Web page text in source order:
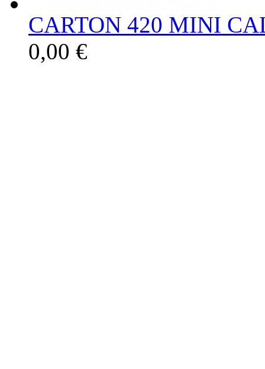
CARTON 420 MINI
0,00 €